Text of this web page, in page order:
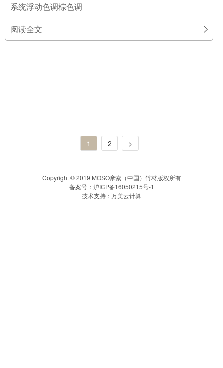
阅读全文
1 2 >
Copyright © 2019 MOSO摩索（中国）竹材版权所有
备案号： 沪ICP备16050215号-1
技术支持： 万美云计算